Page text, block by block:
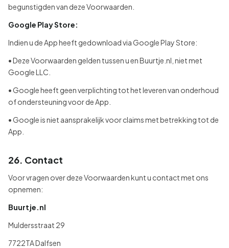
begunstigden van deze Voorwaarden.
Google Play Store:
Indien u de App heeft gedownload via Google Play Store:
• Deze Voorwaarden gelden tussen u en Buurtje.nl, niet met
Google LLC.
• Google heeft geen verplichting tot het leveren van onderhoud
of ondersteuning voor de App.
• Google is niet aansprakelijk voor claims met betrekking tot de
App.
26. Contact
Voor vragen over deze Voorwaarden kunt u contact met ons
opnemen:
Buurtje.nl
Muldersstraat 29
7722TA Dalfsen